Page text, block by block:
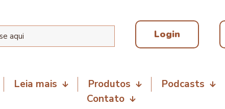
Login
Leia mais Produtos
Podcasts
Contato